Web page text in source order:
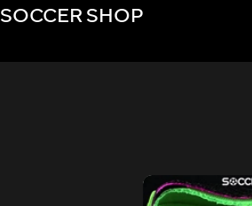
SOCCER SHOP